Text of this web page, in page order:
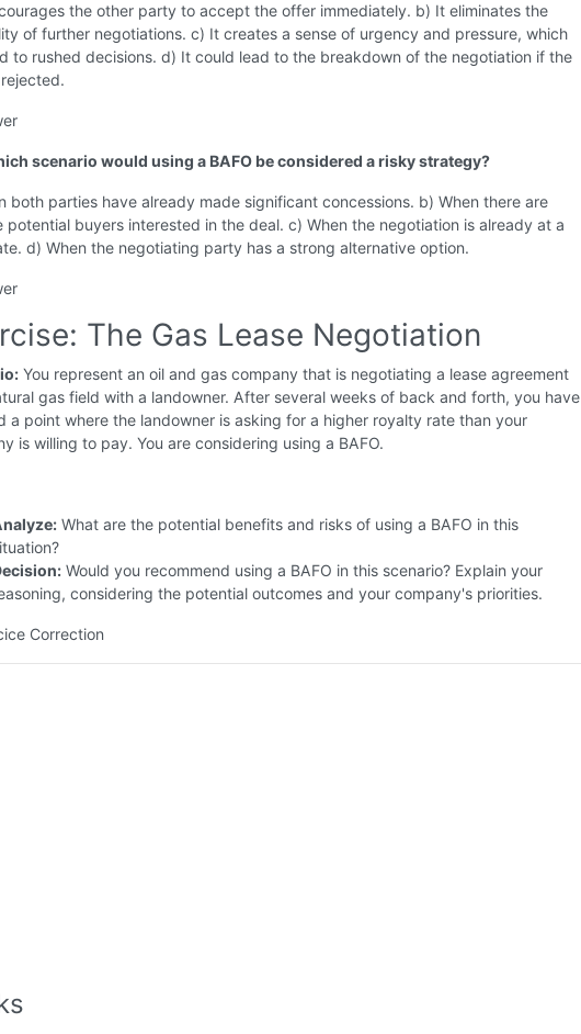
the other party to accept the offer immediately. b) It eliminates the
of further negotiations. c) It creates a sense of urgency and pressure, which
to rushed decisions. d) It could lead to the breakdown of the negotiation if the
scenario would using a BAFO be considered a risky strategy?
both parties have already made significant concessions. b) When there are
potential buyers interested in the deal. c) When the negotiation is already at a
d) When the negotiating party has a strong alternative option.
The Gas Lease Negotiation
You represent an oil and gas company that is negotiating a lease agreement
gas field with a landowner. After several weeks of back and forth, you have
a point where the landowner is asking for a higher royalty rate than your
is willing to pay. You are considering using a BAFO.
What are the potential benefits and risks of using a BAFO in this
Would you recommend using a BAFO in this scenario? Explain your
considering the potential outcomes and your company's priorities.
Correction